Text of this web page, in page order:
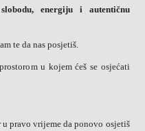
energiju i autentičnu
te da nas posjetiš.
u kojem ćeš se osjećati
pravo vrijeme da ponovo osjetiš